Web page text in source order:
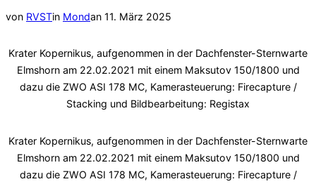
von RVSTin Mondan Veröffentlicht
11. März 2025
Krater Kopernikus, aufgenommen in der Dachfenster-Sternwarte
Elmshorn am 22.02.2021 mit einem Maksutov 150/1800 und
dazu die ZWO ASI 178 MC, Kamerasteuerung: Firecapture /
Stacking und Bildbearbeitung: Registax
Krater Kopernikus, aufgenommen in der Dachfenster-Sternwarte
Elmshorn am 22.02.2021 mit einem Maksutov 150/1800 und
dazu die ZWO ASI 178 MC, Kamerasteuerung: Firecapture /